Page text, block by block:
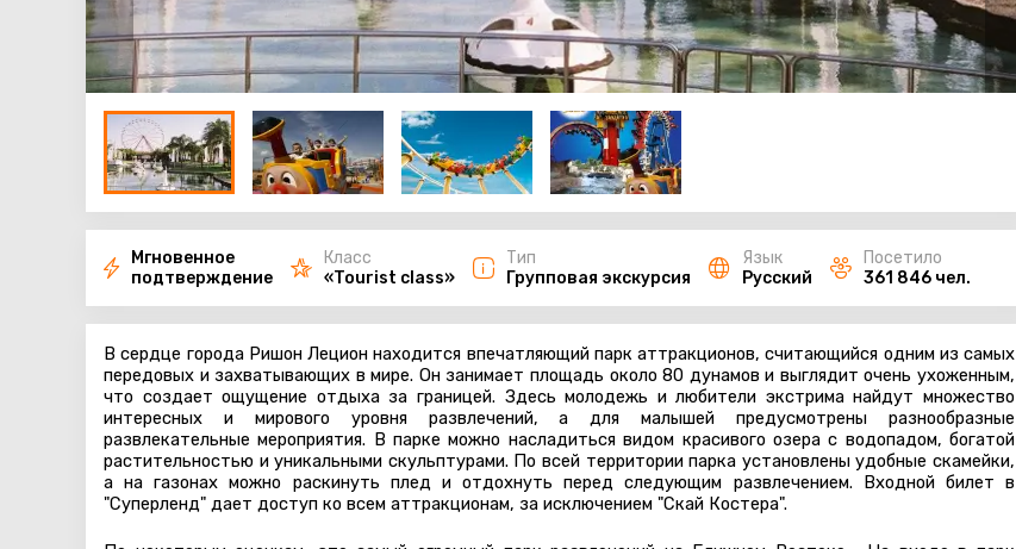
Мгновенное
подтверждение
Класс
«Tourist class»
Тип
Групповая экскурсия
Язык
Русский
Посетило
361 846 чел.
В сердце города Ришон Лецион находится впечатляющий парк аттракционов, считающийся одним из самых
передовых и захватывающих в мире. Он занимает площадь около 80 дунамов и выглядит очень ухоженным,
что создает ощущение отдыха за границей. Здесь молодежь и любители экстрима найдут множество
интересных и мирового уровня развлечений, а для малышей предусмотрены разнообразные
развлекательные мероприятия. В парке можно насладиться видом красивого озера с водопадом, богатой
растительностью и уникальными скульптурами. По всей территории парка установлены удобные скамейки,
а на газонах можно раскинуть плед и отдохнуть перед следующим развлечением. Входной билет в
"Суперленд" дает доступ ко всем аттракционам, за исключением "Скай Костера".